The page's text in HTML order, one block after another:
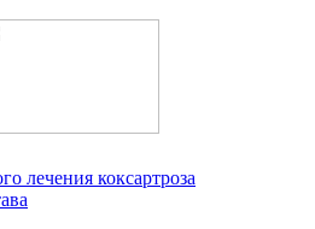
лечения коксартроза